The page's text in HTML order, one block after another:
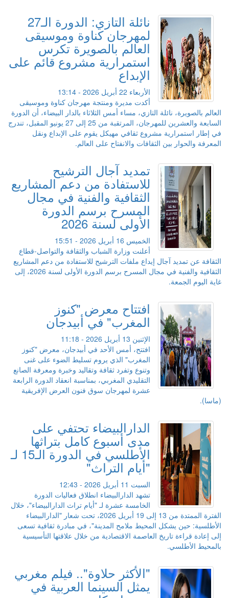
نائلة التازي: الدورة الـ27
لمهرجان كناوة وموسيقى
العالم بالصويرة تكرس
استمرارية مشروع قائم على
الإبداع
الأربعاء 22 أبريل 2026 - 13:14
أكدت مديرة ومنتجة مهرجان كناوة وموسيقى
العالم بالصويرة، نائلة التازي، مساء أمس الثلاثاء بالدار البيضاء، أن الدورة
السابعة والعشرين للمهرجان، المرتقبة من 25 إلى 27 يونيو المقبل، تندرج
في إطار استمرارية مشروع ثقافي مهيكل يقوم على الإبداع ونقل
المعرفة والحوار بين الثقافات والانفتاح على العالم.
تمديد آجال الترشيح
للاستفادة من دعم المشاريع
الثقافية والفنية في مجال
المسرح برسم الدورة
الأولى لسنة 2026
الخميس 16 أبريل 2026 - 15:51
أعلنت وزارة الشباب والثقافة والتواصل-قطاع
الثقافة عن تمديد آجال إيداع ملفات الترشيح للاستفادة من دعم المشاريع
الثقافية والفنية في مجال المسرح برسم الدورة الأولى لسنة 2026، إلى
غاية اليوم الجمعة.
افتتاح معرض "كنوز
المغرب" في أبيدجان
الإثنين 13 أبريل 2026 - 11:18
افتتح، أمس الأحد في أبيدجان، معرض "كنوز
المغرب" الذي يروم تسليط الضوء على غنى
وتنوع وتفرد ثقافة وتقاليد وخبرة ومعرفة الصانع
التقليدي المغربي، بمناسبة انعقاد الدورة الرابعة
عشرة لمهرجان سوق فنون العرض الإفريقية
(ماسا).
الدارالبيضاء تحتفي على
مدى أسبوع كامل بتراثها
الأطلسي في الدورة الـ15 لـ
"أيام التراث"
السبت 11 أبريل 2026 - 12:43
تشهد الدارالبيضاء انطلاق فعاليات الدورة
الخامسة عشرة لـ "أيام تراث الدارالبيضاء"، خلال
الفترة الممتدة من 13 إلى 19 أبريل 2026، تحت شعار "الدارالبيضاء
الأطلسية: حين يشكل المحيط ملامح المدينة"، في مبادرة ثقافية تسعى
إلى إعادة قراءة تاريخ العاصمة الاقتصادية من خلال علاقتها التأسيسية
بالمحيط الأطلسي.
"الأكثر حلاوة".. فيلم مغربي
يمثل السينما العربية في